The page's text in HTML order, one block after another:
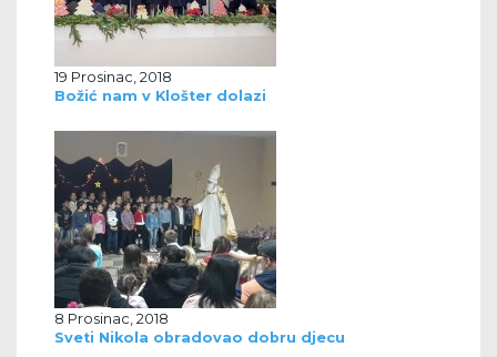
19 Prosinac, 2018
Božić nam v Klošter dolazi
8 Prosinac, 2018
Sveti Nikola obradovao dobru djecu